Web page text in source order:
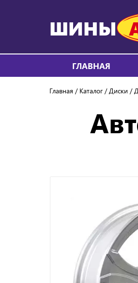
ШИНЫ
ГЛАВНАЯ
Главная Каталог Диски